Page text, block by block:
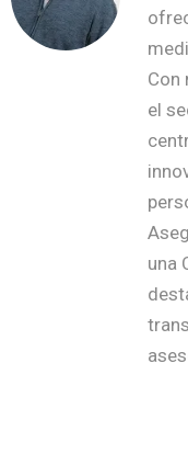
Con
el
una